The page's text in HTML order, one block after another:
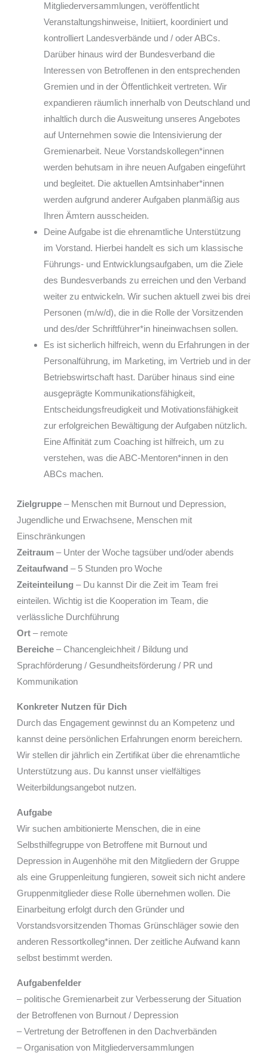
Mitgliederversammlungen, veröffentlicht
Veranstaltungshinweise, Initiiert, koordiniert und
kontrolliert Landesverbände und / oder ABCs.
Darüber hinaus wird der Bundesverband die
Interessen von Betroffenen in den entsprechenden
Gremien und in der Öffentlichkeit vertreten. Wir
expandieren räumlich innerhalb von Deutschland und
inhaltlich durch die Ausweitung unseres Angebotes
auf Unternehmen sowie die Intensivierung der
Gremienarbeit. Neue Vorstandskollegen*innen
werden behutsam in ihre neuen Aufgaben eingeführt
und begleitet. Die aktuellen Amtsinhaber*innen
werden aufgrund anderer Aufgaben planmäßig aus
Ihren Ämtern ausscheiden.
Deine Aufgabe ist die ehrenamtliche Unterstützung
im Vorstand. Hierbei handelt es sich um klassische
Führungs- und Entwicklungsaufgaben, um die Ziele
des Bundesverbands zu erreichen und den Verband
weiter zu entwickeln. Wir suchen aktuell zwei bis drei
Personen (m/w/d), die in die Rolle der Vorsitzenden
und des/der Schriftführer*in hineinwachsen sollen.
Es ist sicherlich hilfreich, wenn du Erfahrungen in der
Personalführung, im Marketing, im Vertrieb und in der
Betriebswirtschaft hast. Darüber hinaus sind eine
ausgeprägte Kommunikationsfähigkeit,
Entscheidungsfreudigkeit und Motivationsfähigkeit
zur erfolgreichen Bewältigung der Aufgaben nützlich.
Eine Affinität zum Coaching ist hilfreich, um zu
verstehen, was die ABC-Mentoren*innen in den
ABCs machen.
Zielgruppe – Menschen mit Burnout und Depression,
Jugendliche und Erwachsene, Menschen mit
Einschränkungen
Zeitraum – Unter der Woche tagsüber und/oder abends
Zeitaufwand – 5 Stunden pro Woche
Zeiteinteilung – Du kannst Dir die Zeit im Team frei
einteilen. Wichtig ist die Kooperation im Team, die
verlässliche Durchführung
Ort – remote
Bereiche – Chancengleichheit / Bildung und
Sprachförderung / Gesundheitsförderung / PR und
Kommunikation
Konkreter Nutzen für Dich
Durch das Engagement gewinnst du an Kompetenz und
kannst deine persönlichen Erfahrungen enorm bereichern.
Wir stellen dir jährlich ein Zertifikat über die ehrenamtliche
Unterstützung aus. Du kannst unser vielfältiges
Weiterbildungsangebot nutzen.
Aufgabe
Wir suchen ambitionierte Menschen, die in eine
Selbsthilfegruppe von Betroffene mit Burnout und
Depression in Augenhöhe mit den Mitgliedern der Gruppe
als eine Gruppenleitung fungieren, soweit sich nicht andere
Gruppenmitglieder diese Rolle übernehmen wollen. Die
Einarbeitung erfolgt durch den Gründer und
Vorstandsvorsitzenden Thomas Grünschläger sowie den
anderen Ressortkolleg*innen. Der zeitliche Aufwand kann
selbst bestimmt werden.
Aufgabenfelder
– politische Gremienarbeit zur Verbesserung der Situation
der Betroffenen von Burnout / Depression
– Vertretung der Betroffenen in den Dachverbänden
– Organisation von Mitgliederversammlungen